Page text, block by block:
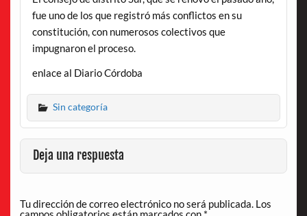
fue uno de los que registró más conflictos en su
constitución, con numerosos colectivos que
impugnaron el proceso.
enlace al Diario Córdoba
Sin categoría
Deja una respuesta
Tu dirección de correo electrónico no será publicada. Los